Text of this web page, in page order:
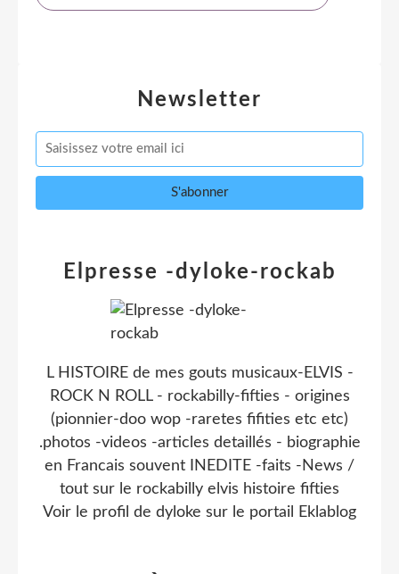
Newsletter
Elpresse -dyloke-rockab
L HISTOIRE de mes gouts musicaux-ELVIS -
ROCK N ROLL - rockabilly-fifties - origines
(pionnier-doo wop -raretes fifities etc etc)
.photos -videos -articles detaillés - biographie
en Francais souvent INEDITE -faits -News /
tout sur le rockabilly elvis histoire fifties
Voir le profil de dyloke sur le portail Eklablog